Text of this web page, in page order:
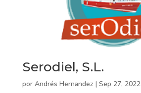
Serodiel, S.L.
por Andrés Hernandez | Sep 27, 2022